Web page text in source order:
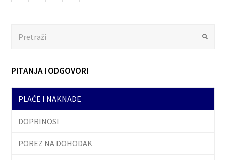
Submit
PITANJA I ODGOVORI
PLAĆE I NAKNADE
DOPRINOSI
POREZ NA DOHODAK